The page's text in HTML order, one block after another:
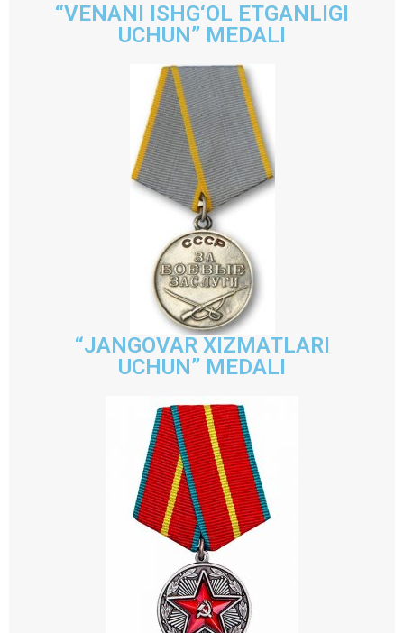
“VENANI ISHG‘OL ETGANLIGI
UCHUN” MEDALI
“JANGOVAR XIZMATLARI
UCHUN” MEDALI